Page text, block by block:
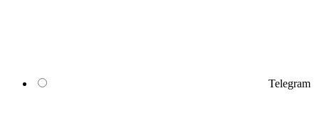
Telegram